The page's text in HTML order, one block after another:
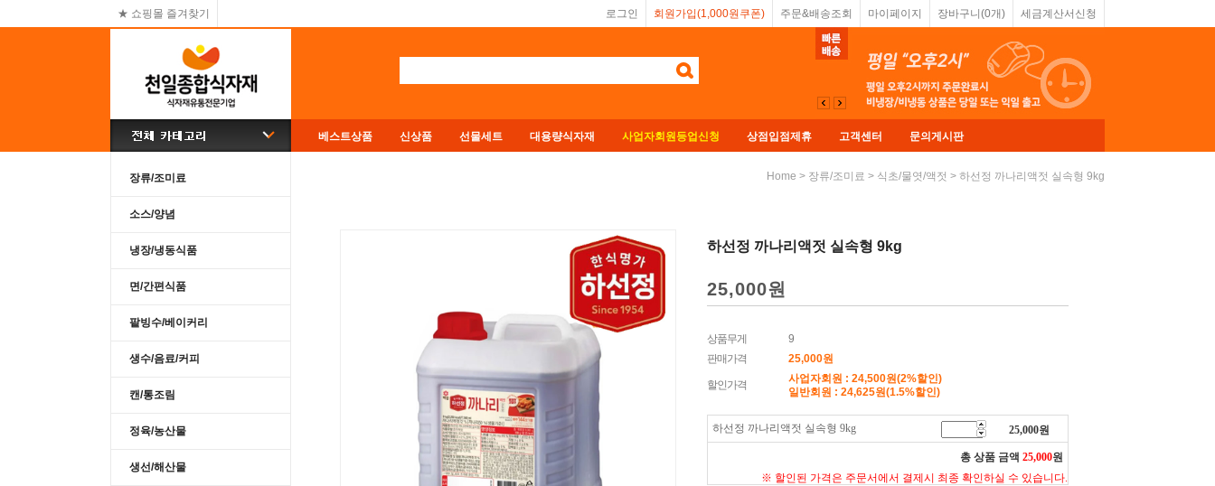
★ 쇼핑몰 즐겨찾기 로그인 회원가입(1,000원쿠폰) 주문&배송조회 마이페이지 장바구니(0개) 세금계산서신청
베스트상품 신상품 선물세트 대용량식자재 사업자회원등업신청 상점입점제휴 고객센터 문의게시판
장류/조미료
소스/양념
냉장/냉동식품
면/간편식품
팥빙수/베이커리
생수/음료/커피
캔/통조림
정육/농산물
생선/해산물
Home > 장류/조미료 > 식초/물엿/액젓 > 하선정 까나리액젓 실속형 9kg
하선정 까나리액젓 실속형 9kg
25,000원
상품무게
9
판매가격
25,000원
할인가격
사업자회원 : 24,500원(2%할인)
일반회원 : 24,625원(1.5%할인)
하선정 까나리액젓 실속형 9kg 25,000원
총 상품 금액 25,000원
※ 할인된 가격은 주문서에서 결제시 최종 확인하실 수 있습니다.